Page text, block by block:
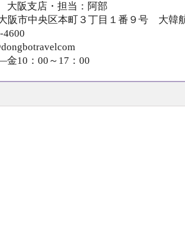
阪支店・担当：阿部
阪市中央区本町３丁目１番９号 大韓
4600
金10：00～17：00